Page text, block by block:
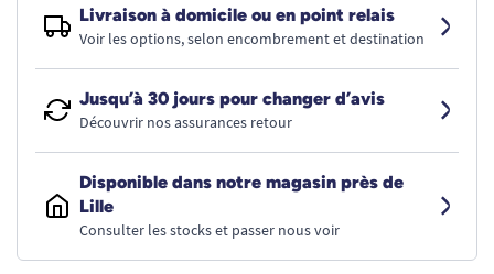
Livraison à domicile ou en point relais
Voir les options, selon encombrement et destination
Jusqu’à 30 jours pour changer d’avis
Découvrir nos assurances retour
Disponible dans notre magasin près de
Lille
Consulter les stocks et passer nous voir